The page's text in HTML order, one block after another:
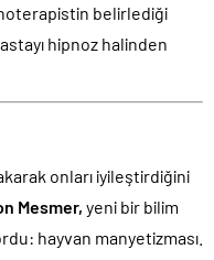
belirlediği
hipnoz halinden
onları iyileştirdiğini
Mesmer, yeni bir bilim
hayvan manyetizması.